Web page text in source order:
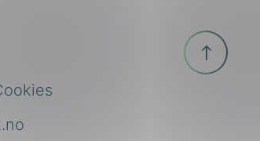
Til
toppen